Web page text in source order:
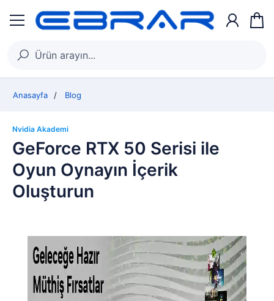
Anasayfa Blog
Nvidia Akademi
GeForce RTX 50 Serisi ile
Oyun Oynayın İçerik
Oluşturun